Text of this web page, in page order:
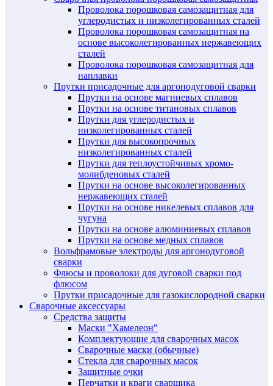
Проволока порошковая самозащитная для
углеродистых и низколегированных сталей
Проволока порошковая самозащитная на
основе высоколегированных нержавеющих
сталей
Проволока порошковая самозащитная для
наплавки
Прутки присадочные для аргонодуговой сварки
Прутки на основе магниевых сплавов
Прутки на основе титановых сплавов
Прутки для углеродистых и
низколегированных сталей
Прутки для высокопрочных
низколегированных сталей
Прутки для теплоустойчивых хромо-
молибденовых сталей
Прутки на основе высоколегированных
нержавеющих сталей
Прутки на основе никелевых сплавов для
чугуна
Прутки на основе алюминиевых сплавов
Прутки на основе медных сплавов
Вольфрамовые электроды для аргонодуговой
сварки
Флюсы и проволоки для дуговой сварки под
флюсом
Прутки присадочные для газокислородной сварки
Сварочные аксессуары
Средства защиты
Маски "Хамелеон"
Комплектующие для сварочных масок
Сварочные маски (обычные)
Стекла для сварочных масок
Защитные очки
Перчатки и краги сварщика